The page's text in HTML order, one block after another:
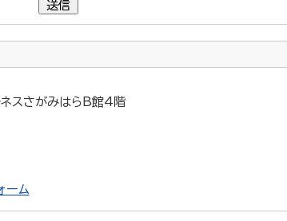
送信
さがみはらB館4階
ーム